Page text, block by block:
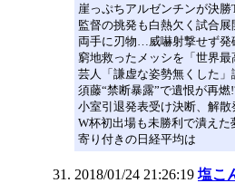
崖っぷちアルゼンチンが決勝
監督の挑発も白熱欠く試合展
両手に刃物…威嚇射撃せず発
窮地救ったメッシを「世界最
芸人「謙虚な姿勢無くした」
須藤“禁断暴露”で遺恨が再燃
小室引退発表受け決断、解散
W杯初出場も未勝利で潰えた
寄り付きの日経平均は
2018/01/24 21:26:19 塩こ